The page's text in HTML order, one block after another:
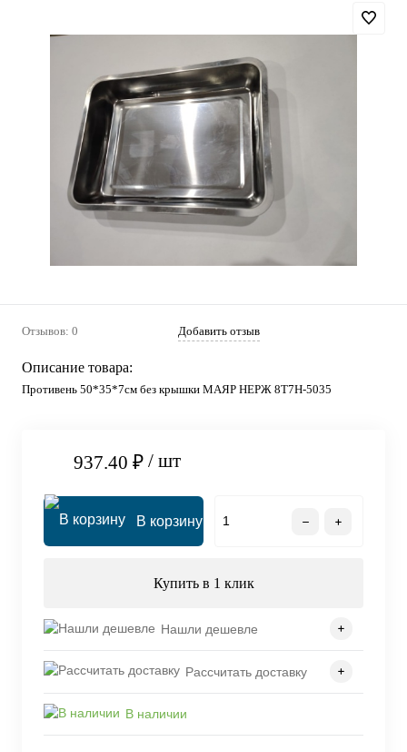
Отзывов: 0 Добавить отзыв
Описание товара:
Противень 50*35*7см без крышки МАЯР НЕРЖ 8T7H-5035
937.40 ₽ / шт
В корзину
Купить в 1 клик
Нашли дешевле
Рассчитать доставку
В наличии